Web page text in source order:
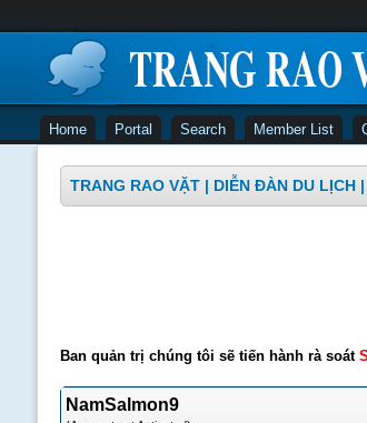
Home Portal Search Member List
TRANG RAO VẶT | DIỄN ĐÀN DU LỊCH
Ban quản trị chúng tôi sẽ tiến hành rà soát
NamSalmon9